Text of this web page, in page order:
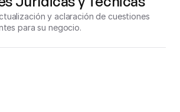
y aclaración de cuestiones
para su negocio.